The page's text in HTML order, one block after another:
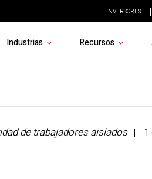
INVERSORES
Industrias Recursos
de trabajadores aislados